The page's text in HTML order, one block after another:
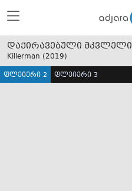
დაქირავებული მკვლელი
Killerman (2019)
ფლეიერი 2 ფლეიერი 3